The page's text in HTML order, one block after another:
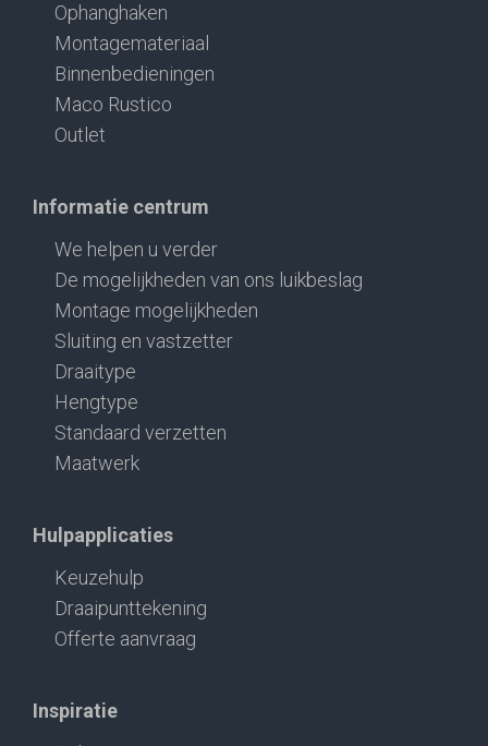
Ophanghaken
Montagemateriaal
Binnenbedieningen
Maco Rustico
Outlet
Informatie centrum
We helpen u verder
De mogelijkheden van ons luikbeslag
Montage mogelijkheden
Sluiting en vastzetter
Draaitype
Hengtype
Standaard verzetten
Maatwerk
Hulpapplicaties
Keuzehulp
Draaipunttekening
Offerte aanvraag
Inspiratie